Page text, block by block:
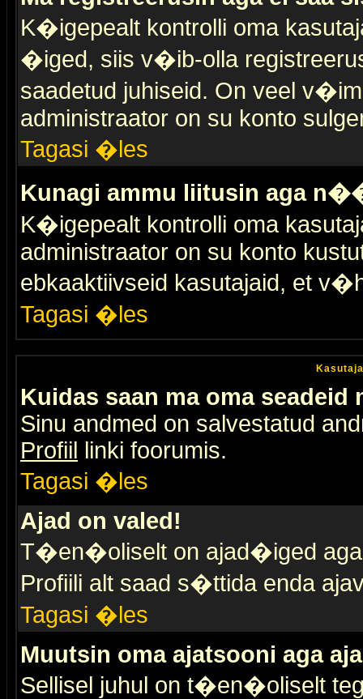
K�igepealt kontrolli oma
�iged, siis v�ib-olla
saadetud juhiseid. On veel
administraator on su konto
Tagasi �les
Kunagi ammu liitusin aga
K�igepealt kontrolli oma
administraator on su konto
ebkaaktiivseid kasutajaid, et
Tagasi �les
Kuidas saan ma oma seadeid
Sinu andmed on salvestatud
Profiil linki foorumis.
Tagasi �les
Ajad on valed!
T�en�oliselt on ajad�iged
Profiili alt saad s�ttida enda
Tagasi �les
Muutsin oma ajatsooni aga
Sellisel juhul on t�en�oliselt